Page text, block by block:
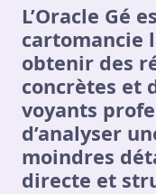
L’Oracle Gé
cartomancie
obtenir des
concrètes et
voyants
d’analyser
moindres
directe et